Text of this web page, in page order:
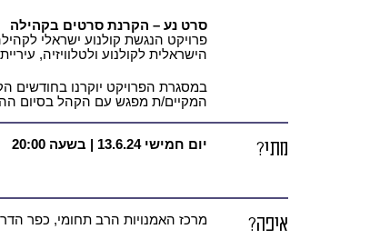
סרט נע – הקרנת סרטים בקהילה
פרויקט הנגשת קולנוע ישראלי
הישראלית לקולנוע ולטלוויזיה,
המקיים/ת מפגש עם הקהל בסיום
מתי? יום חמישי 13.6.24 | בשעה 20:00
איפה? מרכז האמנויות הרב תחומי, כפר הדר 33